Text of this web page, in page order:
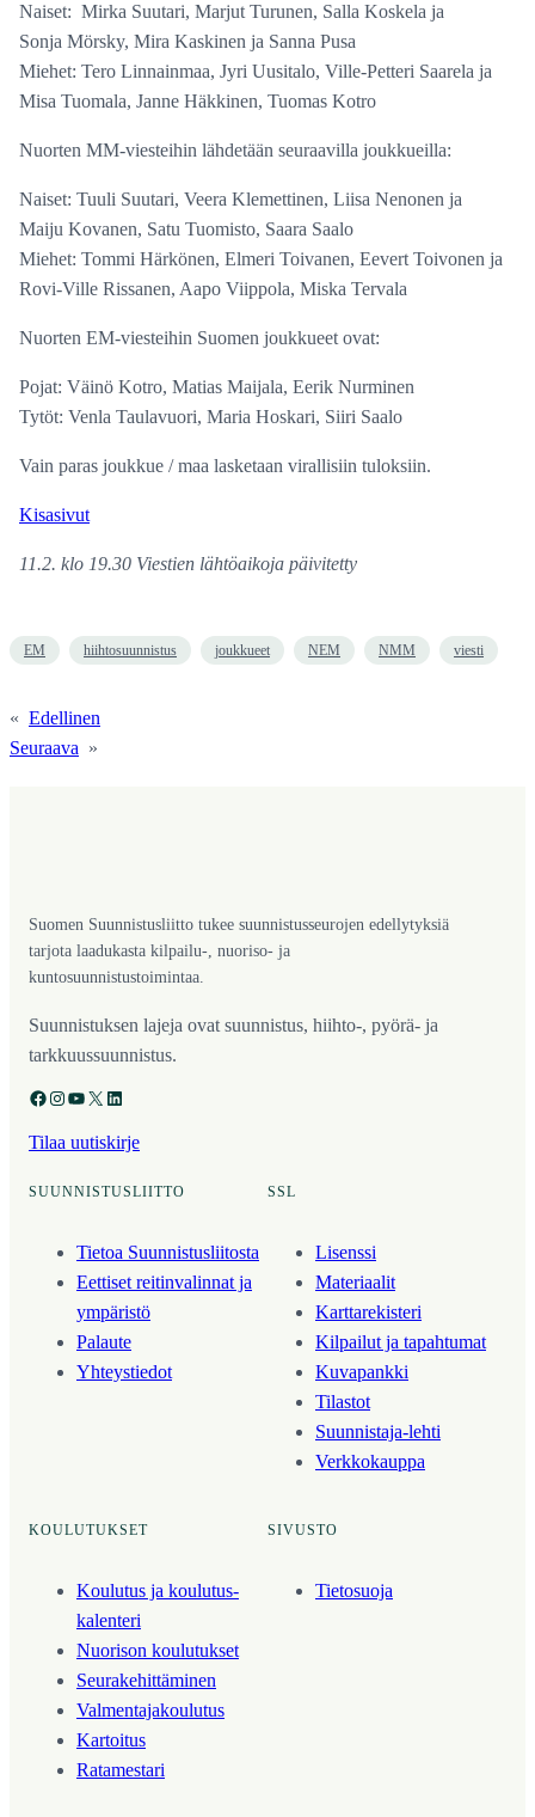
Naiset: Mirka Suutari, Marjut Turunen, Salla Koskela ja
Sonja Mörsky, Mira Kaskinen ja Sanna Pusa
Miehet: Tero Linnainmaa, Jyri Uusitalo, Ville-Petteri Saarela ja
Misa Tuomala, Janne Häkkinen, Tuomas Kotro
Nuorten MM-viesteihin lähdetään seuraavilla joukkueilla:
Naiset: Tuuli Suutari, Veera Klemettinen, Liisa Nenonen ja
Maiju Kovanen, Satu Tuomisto, Saara Saalo
Miehet: Tommi Härkönen, Elmeri Toivanen, Eevert Toivonen ja
Rovi-Ville Rissanen, Aapo Viippola, Miska Tervala
Nuorten EM-viesteihin Suomen joukkueet ovat:
Pojat: Väinö Kotro, Matias Maijala, Eerik Nurminen
Tytöt: Venla Taulavuori, Maria Hoskari, Siiri Saalo
Vain paras joukkue / maa lasketaan virallisiin tuloksiin.
Kisasivut
11.2. klo 19.30 Viestien lähtöaikoja päivitetty
EM hiihtosuunnistus joukkueet NEM NMM viesti
« Edellinen
Seuraava »
Suomen Suunnistusliitto tukee suunnistusseurojen edellytyksiä
tarjota laadukasta kilpailu-, nuoriso- ja
kuntosuunnistustoimintaa.
Suunnistuksen lajeja ovat suunnistus, hiihto-, pyörä- ja
tarkkuussuunnistus.
Facebook Instagram YouTube X LinkedIn
Tilaa uutiskirje
SUUNNISTUSLIITTO
Tietoa Suunnistusliitosta
Eettiset reitinvalinnat ja
ympäristö
Palaute
Yhteystiedot
SSL
Lisenssi
Materiaalit
Karttarekisteri
Kilpailut ja tapahtumat
Kuvapankki
Tilastot
Suunnistaja-lehti
Verkkokauppa
KOULUTUKSET
Koulutus ja koulutus­
kalenteri
Nuorison koulutukset
Seura­kehittäminen
Valmentaja­koulutus
Kartoitus
Ratamestari
SIVUSTO
Tietosuoja